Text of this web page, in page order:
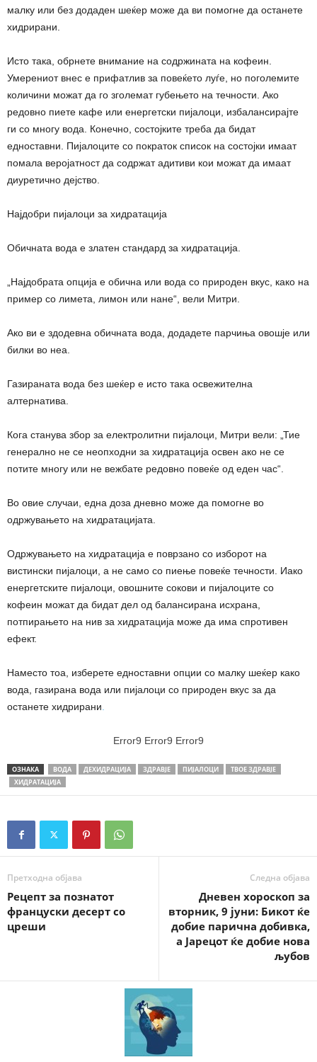
малку или без додаден шеќер може да ви помогне да останете
хидрирани.
Исто така, обрнете внимание на содржината на кофеин.
Умерениот внес е прифатлив за повеќето луѓе, но поголемите
количини можат да го зголемат губењето на течности. Ако
редовно пиете кафе или енергетски пијалоци, избалансирајте
ги со многу вода. Конечно, состојките треба да бидат
едноставни. Пијалоците со пократок список на состојки имаат
помала веројатност да содржат адитиви кои можат да имаат
диуретично дејство.
Најдобри пијалоци за хидратација
Обичната вода е златен стандард за хидратација.
„Најдобрата опција е обична или вода со природен вкус, како на
пример со лимета, лимон или нане“, вели Митри.
Ако ви е здодевна обичната вода, додадете парчиња овошје или
билки во неа.
Газираната вода без шеќер е исто така освежителна
алтернатива.
Кога станува збор за електролитни пијалоци, Митри вели: „Тие
генерално не се неопходни за хидратација освен ако не се
потите многу или не вежбате редовно повеќе од еден час“.
Во овие случаи, една доза дневно може да помогне во
одржувањето на хидратацијата.
Одржувањето на хидратација е поврзано со изборот на
вистински пијалоци, а не само со пиење повеќе течности. Иако
енергетските пијалоци, овошните сокови и пијалоците со
кофеин можат да бидат дел од балансирана исхрана,
потпирањето на нив за хидратација може да има спротивен
ефект.
Наместо тоа, изберете едноставни опции со малку шеќер како
вода, газирана вода или пијалоци со природен вкус за да
останете хидрирани.
Error9 Error9 Error9
ОЗНАКА ВОДА ДЕХИДРАЦИЈА ЗДРАВЈЕ ПИЈАЛОЦИ
ТВОЕ ЗДРАВЈЕ
ХИДРАТАЦИЈА
Претходна објава
Рецепт за познатот
француски десерт со
цреши
Следна објава
Дневен хороскоп за
вторник, 9 јуни: Бикот ќе
добие парична добивка,
а Јарецот ќе добие нова
љубов